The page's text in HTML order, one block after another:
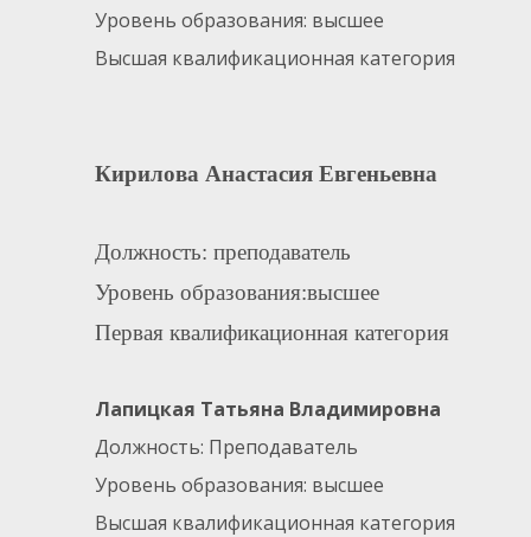
Уровень образования: высшее
Высшая квалификационная категория
Кирилова Анастасия Евгеньевна
Должность: преподаватель
Уровень образования:высшее
Первая квалификационная категория
Лапицкая Татьяна Владимировна
Должность: Преподаватель
Уровень образования: высшее
Высшая квалификационная категория